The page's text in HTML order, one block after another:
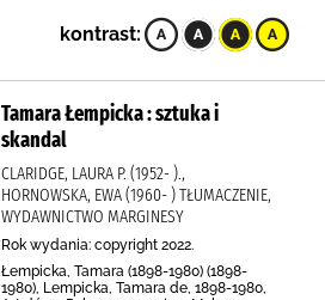
kontrast:
Tamara Łempicka : sztuka i
skandal
CLARIDGE, LAURA P. (1952- ).,
HORNOWSKA, EWA (1960- ) TŁUMACZENIE,
WYDAWNICTWO MARGINESY
Rok wydania: copyright 2022.
Łempicka, Tamara (1898-1980) (1898-
1980), Lempicka, Tamara de, 1898-1980,